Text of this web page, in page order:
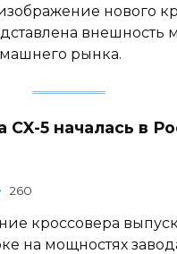
нового
внешность
рынка.
CX-5 началась в
260
кроссовера
на мощностях